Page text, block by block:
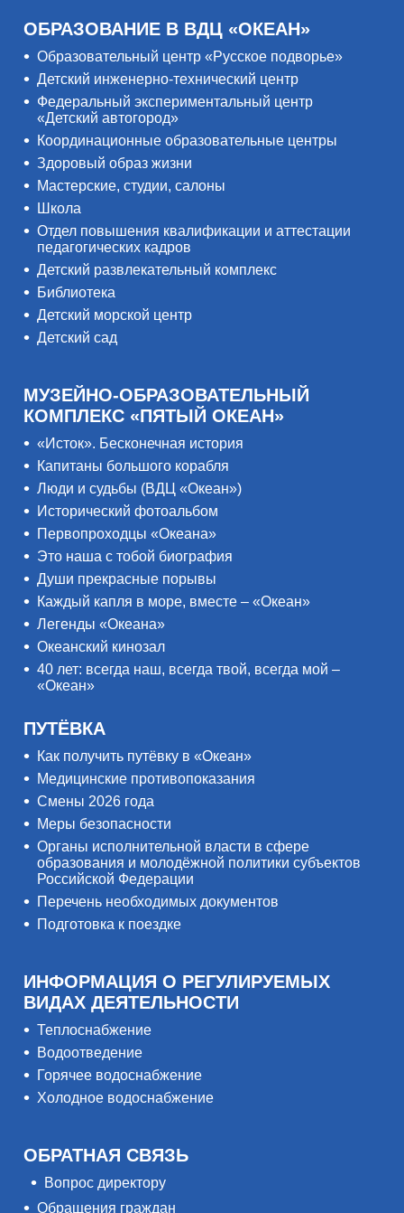
ОБРАЗОВАНИЕ В ВДЦ «ОКЕАН»
Образовательный центр «Русское подворье»
Детский инженерно-технический центр
Федеральный экспериментальный центр
«Детский автогород»
Координационные образовательные центры
Здоровый образ жизни
Мастерские, студии, салоны
Школа
Отдел повышения квалификации и аттестации
педагогических кадров
Детский развлекательный комплекс
Библиотека
Детский морской центр
Детский сад
МУЗЕЙНО-ОБРАЗОВАТЕЛЬНЫЙ
КОМПЛЕКС «ПЯТЫЙ ОКЕАН»
«Исток». Бесконечная история
Капитаны большого корабля
Люди и судьбы (ВДЦ «Океан»)
Исторический фотоальбом
Первопроходцы «Океана»
Это наша с тобой биография
Души прекрасные порывы
Каждый капля в море, вместе – «Океан»
Легенды «Океана»
Океанский кинозал
40 лет: всегда наш, всегда твой, всегда мой –
«Океан»
ПУТЁВКА
Как получить путёвку в «Океан»
Медицинские противопоказания
Смены 2026 года
Меры безопасности
Органы исполнительной власти в сфере
образования и молодёжной политики субъектов
Российской Федерации
Перечень необходимых документов
Подготовка к поездке
ИНФОРМАЦИЯ О РЕГУЛИРУЕМЫХ
ВИДАХ ДЕЯТЕЛЬНОСТИ
Теплоснабжение
Водоотведение
Горячее водоснабжение
Холодное водоснабжение
ОБРАТНАЯ СВЯЗЬ
Вопрос директору
Обращения граждан